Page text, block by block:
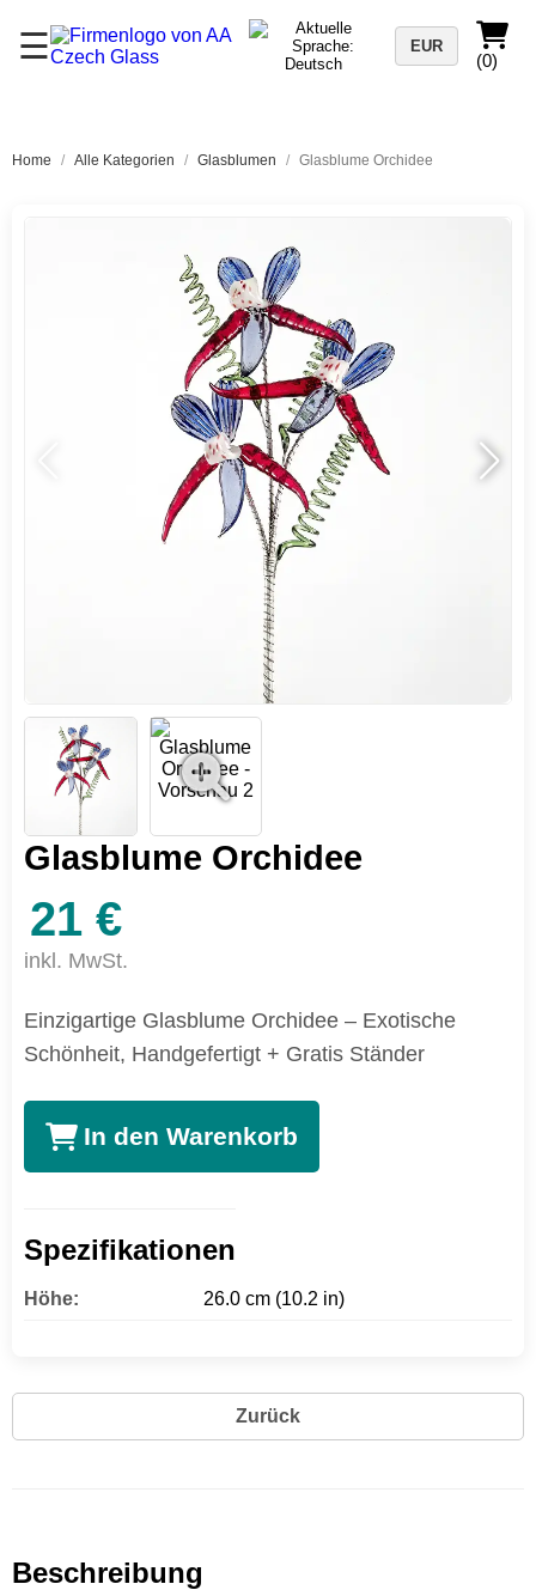
☰ EUR
(0)
Home / Alle Kategorien / Glasblumen / Glasblume Orchidee
Glasblume Orchidee
21 €
inkl. MwSt.
Einzigartige Glasblume Orchidee – Exotische
Schönheit, Handgefertigt + Gratis Ständer
In den Warenkorb
Spezifikationen
Höhe: 26.0 cm (10.2 in)
Zurück
Beschreibung